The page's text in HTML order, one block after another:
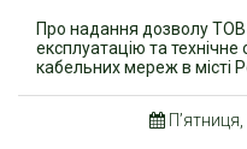
Про надання дозволу
експлуатацію та
кабельних мереж в місті